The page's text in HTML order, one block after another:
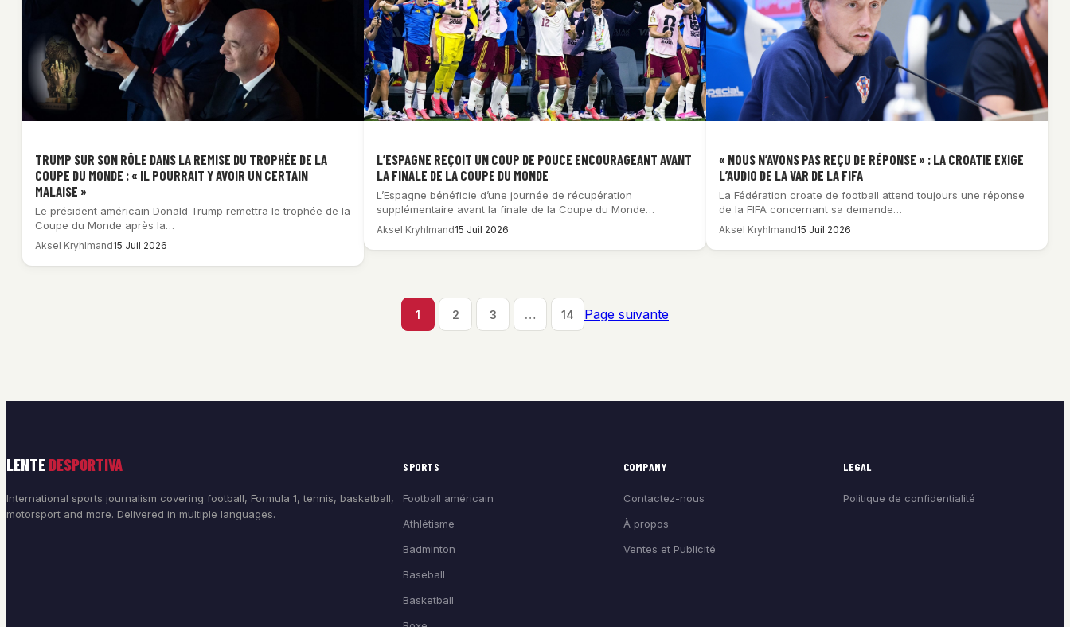
TRUMP SUR SON RÔLE DANS LA REMISE DU TROPHÉE DE LA
COUPE DU MONDE : « IL POURRAIT Y AVOIR UN CERTAIN
MALAISE »
Le président américain Donald Trump remettra le trophée de la
Coupe du Monde après la…
Aksel Kryhlmand15 Juil 2026
L’ESPAGNE REÇOIT UN COUP DE POUCE ENCOURAGEANT AVANT
LA FINALE DE LA COUPE DU MONDE
L’Espagne bénéficie d’une journée de récupération
supplémentaire avant la finale de la Coupe du Monde…
Aksel Kryhlmand15 Juil 2026
« NOUS N’AVONS PAS REÇU DE RÉPONSE » : LA CROATIE EXIGE
L’AUDIO DE LA VAR DE LA FIFA
La Fédération croate de football attend toujours une réponse
de la FIFA concernant sa demande…
Aksel Kryhlmand15 Juil 2026
1 2 3 … 14 Page suivante
LENTE DESPORTIVA
International sports journalism covering football, Formula 1, tennis, basketball,
motorsport and more. Delivered in multiple languages.
SPORTS
Football américain
Athlétisme
Badminton
Baseball
Basketball
COMPANY
Contactez-nous
À propos
Ventes et Publicité
LEGAL
Politique de confidentialité